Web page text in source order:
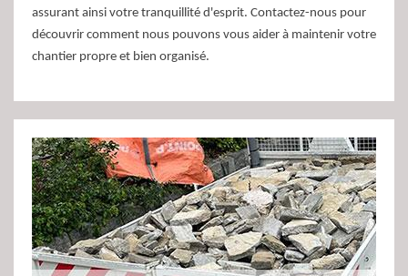
assurant ainsi votre tranquillité d'esprit. Contactez-nous pour
découvrir comment nous pouvons vous aider à maintenir votre
chantier propre et bien organisé.